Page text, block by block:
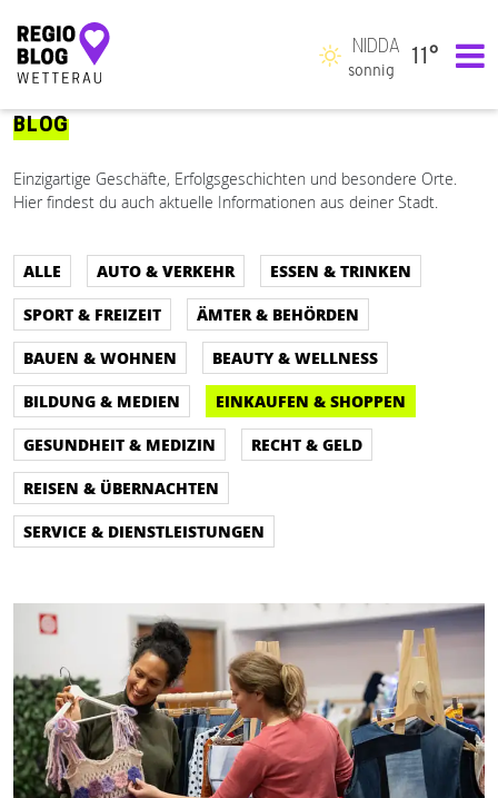
Hauptnavigation
NIDDA
sonnig
11°
BLOG
Einzigartige Geschäfte, Erfolgsgeschichten und besondere Orte.
Hier findest du auch aktuelle Informationen aus deiner Stadt.
ALLE AUTO & VERKEHR
ESSEN & TRINKEN
SPORT & FREIZEIT
ÄMTER & BEHÖRDEN
BAUEN & WOHNEN
BEAUTY & WELLNESS
BILDUNG & MEDIEN
EINKAUFEN & SHOPPEN
GESUNDHEIT & MEDIZIN
RECHT & GELD
REISEN & ÜBERNACHTEN
SERVICE & DIENSTLEISTUNGEN